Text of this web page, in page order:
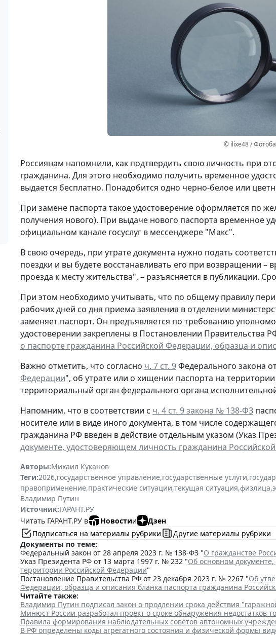
© ilixe48 /
Россиянам напомнили, как подтвердить свою личность при
гражданина. Для этого необходимо получить временное
выдается бесплатно. Понадобится одно черно-белое или
При замене паспорта такое удостоверение оформляется по
получения нового). При выдаче нового паспорта временное
официальном канале госуслуг в мессенджере "Макс".
В свою очередь, при утрате документа нужно подать
поездки и вы будете восстанавливать его при возвращении
проезда к месту жительства", – разъясняется в публикации.
При этом необходимо учитывать, что по общему правилу
рабочих дней со дня приема заявления в отделении
заменяет паспорт. Он предъявляется по требованию
удостоверении закреплены в Постановлении Правительства
о паспорте гражданина Российской Федерации, образца и
Важно отметить, что согласно ч. 7 ст. 9Федерального закона
Федерации", об утрате или о хищении паспорта на
территориальный орган федерального органа
Напомним, что в соответствии с ч. 4 ст. 9 закона № 138-ФЗ
носителе или в виде иного документа, в том числе
гражданина РФ введен в действие отдельным указом (Указ
документе, удостоверяющем личность гражданина
Авторы:Михаил Куканов
Теги:2026,государственное управление,государственные услуги,
правоприменение,практические ситуации,текущая ситуация,физлица,
Владимир Путин
Источник:ГАРАНТ.РУ
Читать ГАРАНТ.РУ в
Новостии
Дзен
Подписаться на материалы рубрики
Другие материалы рубрики
Документы по теме:
Федеральный закон от 28 апреля 2023 г. № 138-ФЗ "О гражданстве
Указ Президента РФ от 13 марта 1997 г. № 232 "Об основном
территории Российской Федерации"
Постановление Правительства РФ от 23 декабря 2023 г. № 2267 "Об
Федерации, образца и описания бланка паспорта гражданина
Читайте также:
Владимир Путин подписал закон о продлении срока действия
Минюст России разработал проект о сроке обнаружения недостатков
Правила формирования наблюдательных советов автономных
В РФ определены коды агрегатного состояния и физической формы